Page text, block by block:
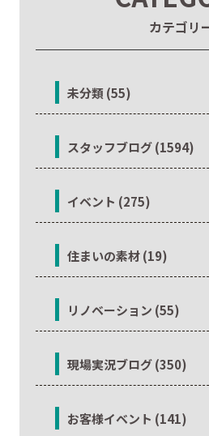
カテゴリ
未分類 (55)
スタッフブログ (1594)
イベント (275)
住まいの素材 (19)
リノベーション (55)
現場実況ブログ (350)
お客様イベント (141)